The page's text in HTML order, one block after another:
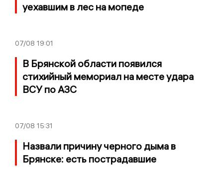
уехавшим в лес на мопеде
07/08 19:01
В Брянской области появился
стихийный мемориал на месте удара
ВСУ по АЗС
07/08 15:31
Назвали причину черного дыма в
Брянске: есть пострадавшие